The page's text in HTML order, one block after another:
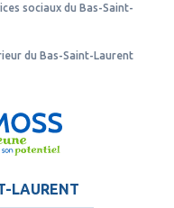
sociaux du Bas-Saint-
du Bas-Saint-Laurent
LAURENT